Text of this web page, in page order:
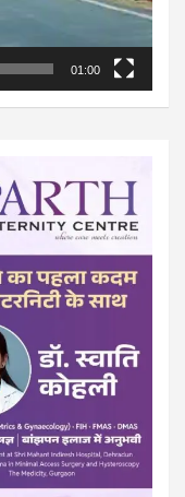
01:00